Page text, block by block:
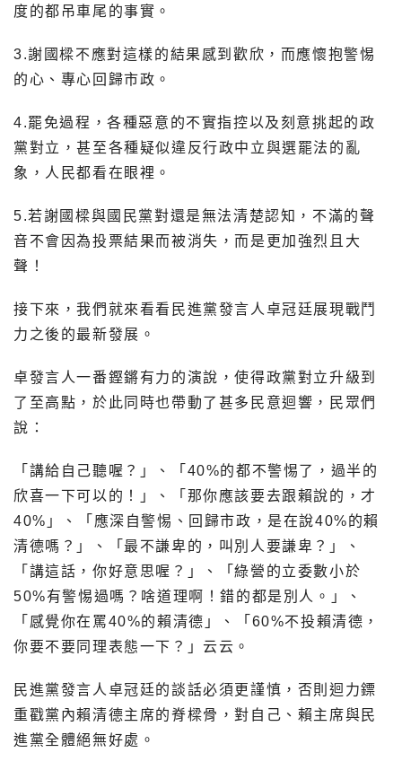
度的都吊車尾的事實。
3.謝國樑不應對這樣的結果感到歡欣，而應懷抱警惕
的心、專心回歸市政。
4.罷免過程，各種惡意的不實指控以及刻意挑起的政
黨對立，甚至各種疑似違反行政中立與選罷法的亂
象，人民都看在眼裡。
5.若謝國樑與國民黨對還是無法清楚認知，不滿的聲
音不會因為投票結果而被消失，而是更加強烈且大
聲！
接下來，我們就來看看民進黨發言人卓冠廷展現戰鬥
力之後的最新發展。
卓發言人一番鏗鏘有力的演說，使得政黨對立升級到
了至高點，於此同時也帶動了甚多民意迴響，民眾們
說：
「講給自己聽喔？」、「40%的都不警惕了，過半的
欣喜一下可以的！」、「那你應該要去跟賴說的，才
40%」、「應深自警惕、回歸市政，是在說40%的賴
清德嗎？」、「最不謙卑的，叫別人要謙卑？」、
「講這話，你好意思喔？」、「綠營的立委數小於
50%有警惕過嗎？啥道理啊！錯的都是別人。」、
「感覺你在罵40%的賴清德」、「60%不投賴清德，
你要不要同理表態一下？」云云。
民進黨發言人卓冠廷的談話必須更謹慎，否則迴力鏢
重戳黨內賴清德主席的脊樑骨，對自己、賴主席與民
進黨全體絕無好處。